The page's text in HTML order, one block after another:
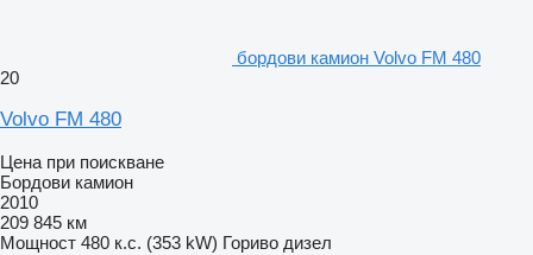
бордови камион Volvo FM 480
20
Volvo FM 480
Цена при поискване
Бордови камион
2010
209 845 км
Мощност 480 к.с. (353 kW) Гориво дизел